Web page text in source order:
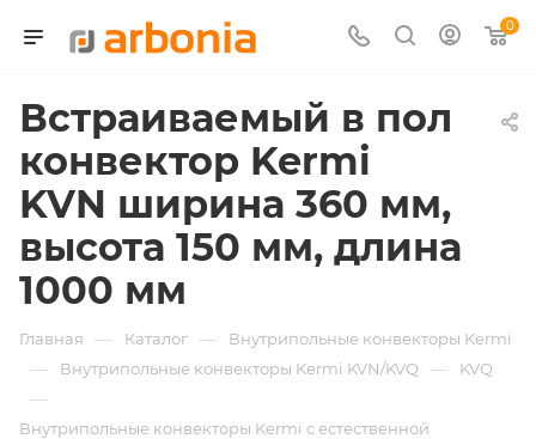
0
Встраиваемый в пол
конвектор Kermi
KVN ширина 360 мм,
высота 150 мм, длина
1000 мм
Главная — Каталог — Внутрипольные конвекторы Kermi
— Внутрипольные конвекторы Kermi KVN/KVQ — KVQ
—
Внутрипольные конвекторы Kermi с естественной